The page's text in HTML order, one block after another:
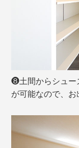
❽土間からシュ
が可能なので、お